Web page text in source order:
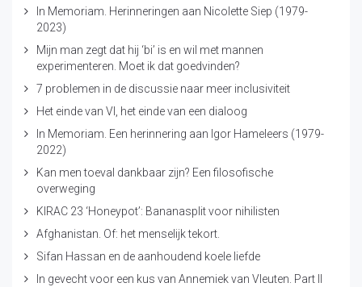
In Memoriam. Herinneringen aan Nicolette Siep (1979-
2023)
Mijn man zegt dat hij ‘bi’ is en wil met mannen
experimenteren. Moet ik dat goedvinden?
7 problemen in de discussie naar meer inclusiviteit
Het einde van VI, het einde van een dialoog
In Memoriam. Een herinnering aan Igor Hameleers (1979-
2022)
Kan men toeval dankbaar zijn? Een filosofische
overweging
KIRAC 23 ‘Honeypot’: Bananasplit voor nihilisten
Afghanistan. Of: het menselijk tekort.
Sifan Hassan en de aanhoudend koele liefde
In gevecht voor een kus van Annemiek van Vleuten. Part II